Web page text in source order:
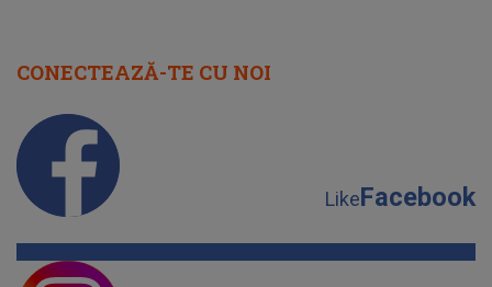
CONECTEAZĂ-TE CU NOI
LikeFacebook